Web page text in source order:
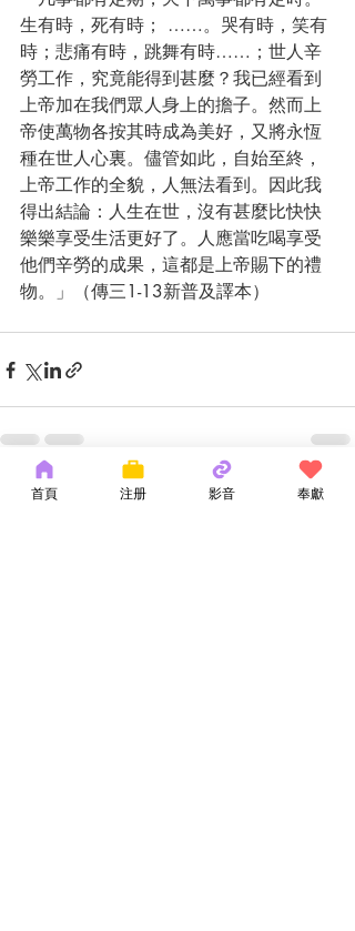
生有時，死有時； ……。哭有時，笑有
時；悲痛有時，跳舞有時……；世人辛
勞工作，究竟能得到甚麼？我已經看到
上帝加在我們眾人身上的擔子。然而上
帝使萬物各按其時成為美好，又將永恆
種在世人心裏。儘管如此，自始至終，
上帝工作的全貌，人無法看到。因此我
得出結論：人生在世，沒有甚麼比快快
樂樂享受生活更好了。人應當吃喝享受
他們辛勞的成果，這都是上帝賜下的禮
物。」（傳三1-13新普及譯本）
最新文章 查看全部
首頁 注册 影音 奉獻